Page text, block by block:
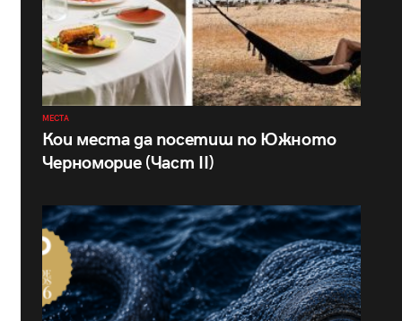
МЕСТА
Кои места да посетиш по Южното
Черноморие (Част II)